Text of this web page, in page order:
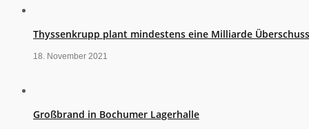
Thyssenkrupp plant mindestens eine Milliarde Überschuss
18. November 2021
Großbrand in Bochumer Lagerhalle